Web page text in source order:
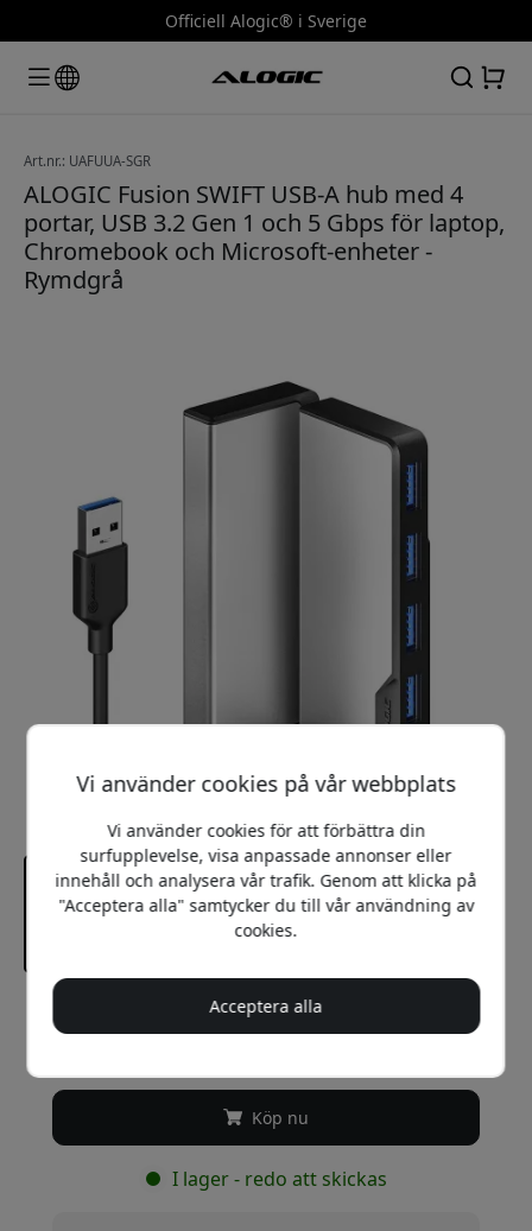
Officiell Alogic® i Sverige
Art.nr.: UAFUUA-SGR
ALOGIC Fusion SWIFT USB-A hub med 4
portar, USB 3.2 Gen 1 och 5 Gbps för laptop,
Chromebook och Microsoft-enheter -
Rymdgrå
Rekommenderat pris
Köp nu
I lager - redo att skickas
Vi använder cookies på vår webbplats
Vi använder cookies för att förbättra din
surfupplevelse, visa anpassade annonser eller
innehåll och analysera vår trafik. Genom att klicka på
"Acceptera alla" samtycker du till vår användning av
cookies.
Acceptera alla